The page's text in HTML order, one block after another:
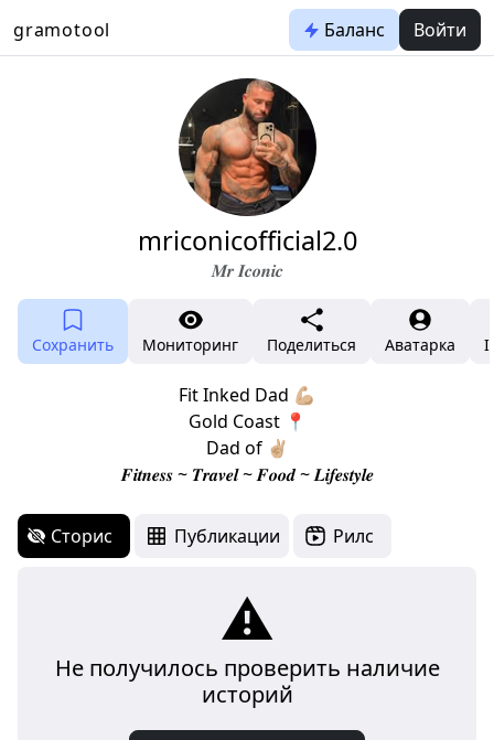
gramotool Баланс Войти
mriconicofficial2.0
𝑴𝒓 𝑰𝒄𝒐𝒏𝒊𝒄
Сохранить Мониторинг Поделиться Аватарка
Fit Inked Dad 💪🏼
Gold Coast 📍
Dad of ✌🏼
𝑭𝒊𝒕𝒏𝒆𝒔𝒔 ~ 𝑻𝒓𝒂𝒗𝒆𝒍 ~ 𝑭𝒐𝒐𝒅 ~ 𝑳𝒊𝒇𝒆𝒔𝒕𝒚𝒍𝒆
Сторис Публикации Рилс
⚠️
Не получилось проверить наличие
историй